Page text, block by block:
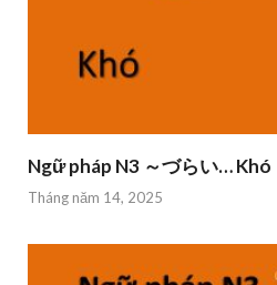
Ngữ pháp N3 ～づらい… Khó
Tháng năm 14, 2025